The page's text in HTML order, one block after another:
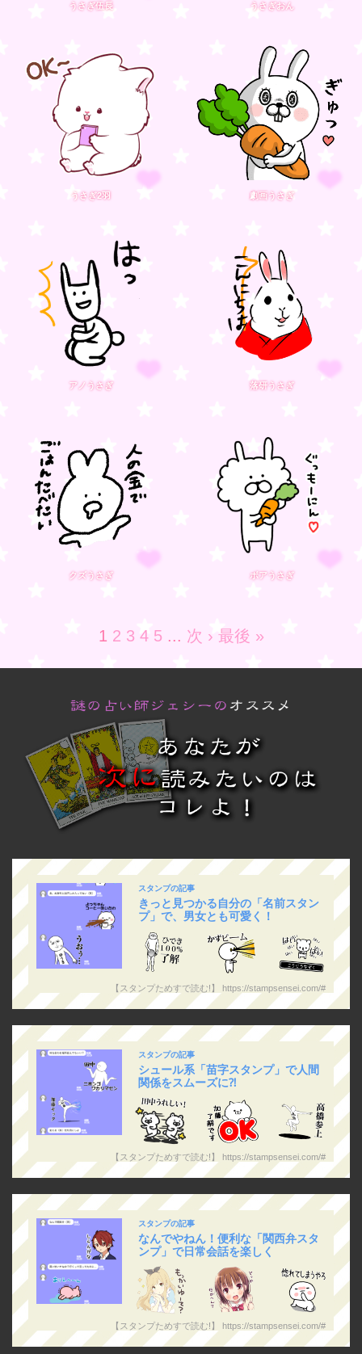
うさぎ伍長 うさぎおん
うさぎ2羽 劇画うさぎ
アノうさぎ 落研うさぎ
クズうさぎ ボアうさぎ
1 2 3 4 5 ... 次 › 最後 »
スタンプの記事
きっと見つかる自分の「名前スタン
プ」で、男女とも可愛く！
【スタンプためすで読む!】 https://stampsensei.com/#
スタンプの記事
シュール系「苗字スタンプ」で人間
関係をスムーズに⁈
【スタンプためすで読む!】 https://stampsensei.com/#
スタンプの記事
なんでやねん！便利な「関西弁スタ
ンプ」で日常会話を楽しく
【スタンプためすで読む!】 https://stampsensei.com/#